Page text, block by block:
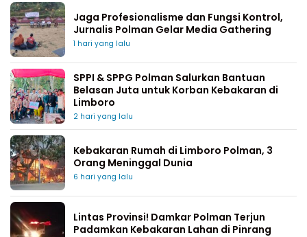
Jaga Profesionalisme dan Fungsi Kontrol,
Jurnalis Polman Gelar Media Gathering
1 hari yang lalu
SPPI & SPPG Polman Salurkan Bantuan
Belasan Juta untuk Korban Kebakaran di
Limboro
2 hari yang lalu
Kebakaran Rumah di Limboro Polman, 3
Orang Meninggal Dunia
6 hari yang lalu
Lintas Provinsi! Damkar Polman Terjun
Padamkan Kebakaran Lahan di Pinrang